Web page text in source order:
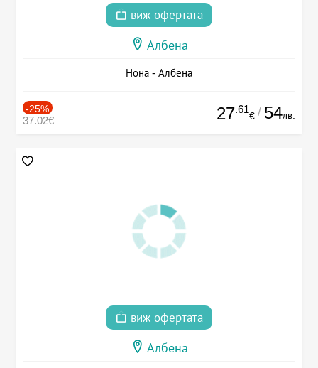
виж офертата
Албена
Нона - Албена
-25%
37.02€ 27.61
€ / 54лв.
виж офертата
Албена